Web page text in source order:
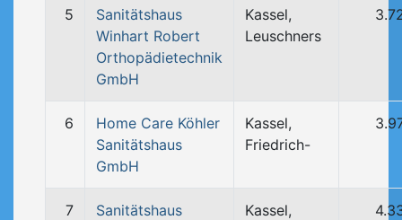
5
Sanitätshaus
Winhart Robert
Orthopädietechnik
GmbH
Kassel,
Leuschners
6
Home Care Köhler
Sanitätshaus
GmbH
Kassel,
Friedrich-
7
Sanitätshaus
Kassel,